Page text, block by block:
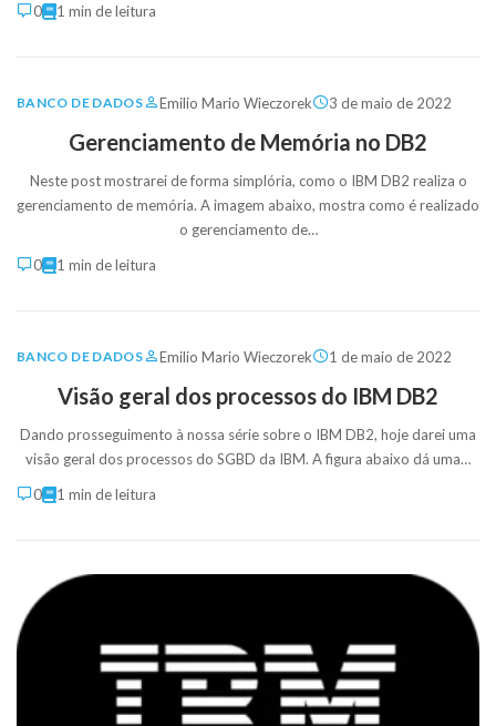
0
1 min de leitura
BANCO DE DADOS Emilio Mario Wieczorek 3 de maio de 2022
Gerenciamento de Memória no DB2
Neste post mostrarei de forma simplória, como o IBM DB2 realiza o
gerenciamento de memória. A imagem abaixo, mostra como é realizado
o gerenciamento de…
0
1 min de leitura
BANCO DE DADOS Emilio Mario Wieczorek 1 de maio de 2022
Visão geral dos processos do IBM DB2
Dando prosseguimento à nossa série sobre o IBM DB2, hoje darei uma
visão geral dos processos do SGBD da IBM. A figura abaixo dá uma…
0
1 min de leitura